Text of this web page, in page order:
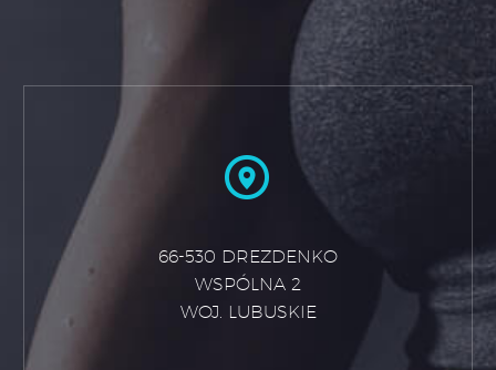


66-530 DREZDENKO
WSPÓLNA 2
WOJ. LUBUSKIE